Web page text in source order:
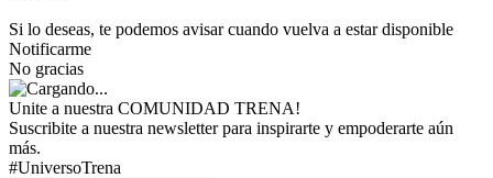
Si lo deseas, te podemos avisar cuando vuelva a estar disponible
Notificarme
No gracias
Unite a nuestra COMUNIDAD TRENA!
Suscribite a nuestra newsletter para inspirarte y empoderarte aún
más.
#UniversoTrena